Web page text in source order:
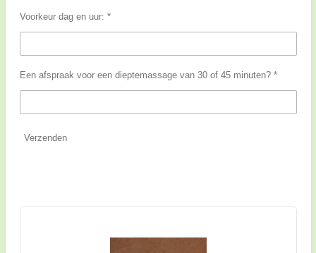
Voorkeur dag en uur: *
Een afspraak voor een dieptemassage van 30 of 45 minuten? *
Verzenden